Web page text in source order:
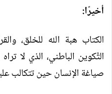
أخيرًا:
الكتاب هبة الله للخلق،
التَّكوين الباطني، الذي لا
صياغة الإنسان حين تتكالب